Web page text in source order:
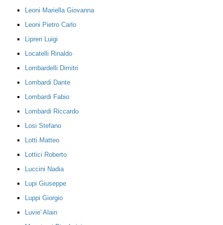
Leoni Mariella Giovanna
Leoni Pietro Carlo
Lipreri Luigi
Locatelli Rinaldo
Lombardelli Dimitri
Lombardi Dante
Lombardi Fabio
Lombardi Riccardo
Losi Stefano
Lotti Matteo
Lottici Roberto
Luccini Nadia
Lupi Giuseppe
Luppi Giorgio
Luvie' Alain